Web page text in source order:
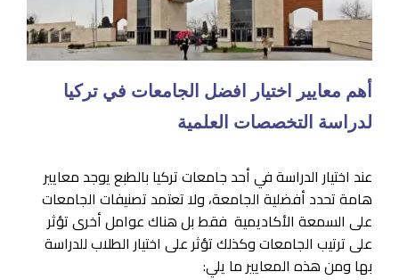
أهم معايير اختيار افضل الجامعات في تركيا
لدراسة التخصصات العلمية
عند اختيار الدراسة في أحد جامعات تركيا بالطبع يوجد معايير
هامة تحدد أفضلية الجامعة، ولا تعتمد تصنيفات الجامعات
على السمعة الأكاديمية فقط بل هناك عوامل أخرى تؤثر
على ترتيب الجامعات وكذلك تؤثر على اختيار الطلاب للدراسة
بها ومن هذه المعايير ما يلي: